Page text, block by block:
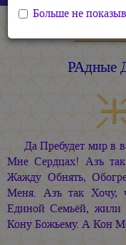
РАдные
Да Пребудет мир в
Мне Сердцах! Азъ
Жажду Обнять,
Меня. Азъ так Хочу,
Единой Семьёй,
Кону Божьему. А Кон
Больше не